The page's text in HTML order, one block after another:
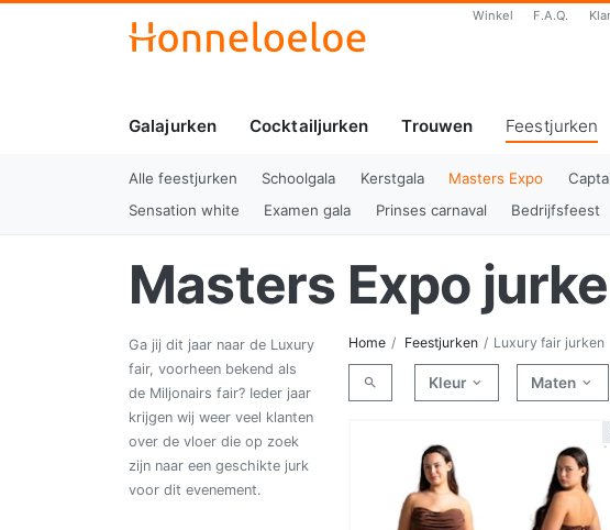
Winkel F.A.Q.
Galajurken Cocktailjurken Trouwen
Feestjurken
Alle feestjurken Schoolgala Kerstgala Masters Expo
Sensation white
Examen gala Prinses carnaval Bedrijfsfeest
Masters Expo
Ga jij dit jaar naar de Luxury
fair, voorheen bekend als
de Miljonairs fair? Ieder jaar
krijgen wij weer veel klanten
over de vloer die op zoek
zijn naar een geschikte jurk
voor dit evenement.
Home Feestjurken Luxury fair jurken
Kleur Maten